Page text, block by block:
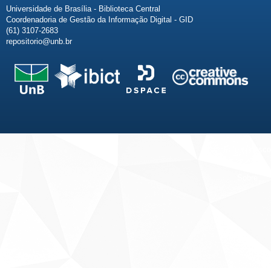
Universidade de Brasília - Biblioteca Central
Coordenadoria de Gestão da Informação Digital - GID
(61) 3107-2683
repositorio@unb.br